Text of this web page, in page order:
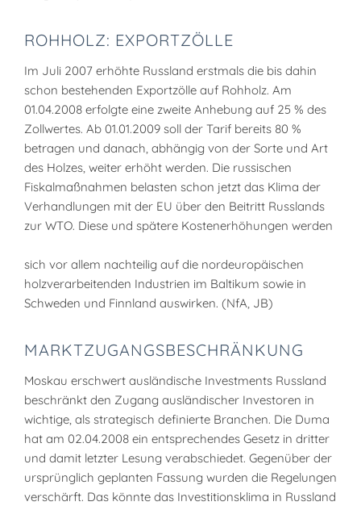
ROHHOLZ: EXPORTZÖLLE
Im Juli 2007 erhöhte Russland erstmals die bis dahin
schon bestehenden Exportzölle auf Rohholz. Am
01.04.2008 erfolgte eine zweite Anhebung auf 25 % des
Zollwertes. Ab 01.01.2009 soll der Tarif bereits 80 %
betragen und danach, abhängig von der Sorte und Art
des Holzes, weiter erhöht werden. Die russischen
Fiskalmaßnahmen belasten schon jetzt das Klima der
Verhandlungen mit der EU über den Beitritt Russlands
zur WTO. Diese und spätere Kostenerhöhungen werden
sich vor allem nachteilig auf die nordeuropäischen
holzverarbeitenden Industrien im Baltikum sowie in
Schweden und Finnland auswirken. (NfA, JB)
MARKTZUGANGSBESCHRÄNKUNG
Moskau erschwert ausländische Investments Russland
beschränkt den Zugang ausländischer Investoren in
wichtige, als strategisch definierte Branchen. Die Duma
hat am 02.04.2008 ein entsprechendes Gesetz in dritter
und damit letzter Lesung verabschiedet. Gegenüber der
ursprünglich geplanten Fassung wurden die Regelungen
verschärft. Das könnte das Investitionsklima in Russland